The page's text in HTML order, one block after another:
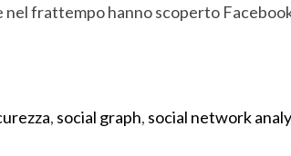
nel frattempo hanno scoperto
, social graph, social network